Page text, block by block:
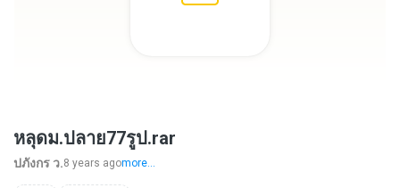
หลุดม.ปลาย77รูป.rar
ปภังกร ว.8 years agomore...